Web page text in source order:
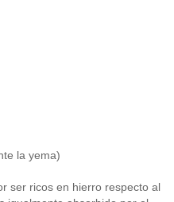
la yema)
ser ricos en hierro respecto al